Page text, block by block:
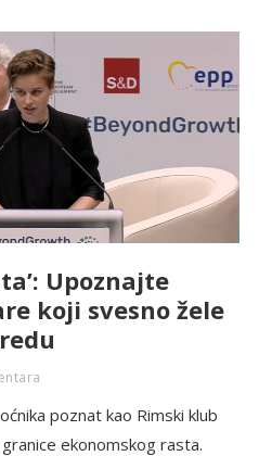
Upoznajte
koji svesno žele
poznat kao Rimski klub
ekonomskog rasta.